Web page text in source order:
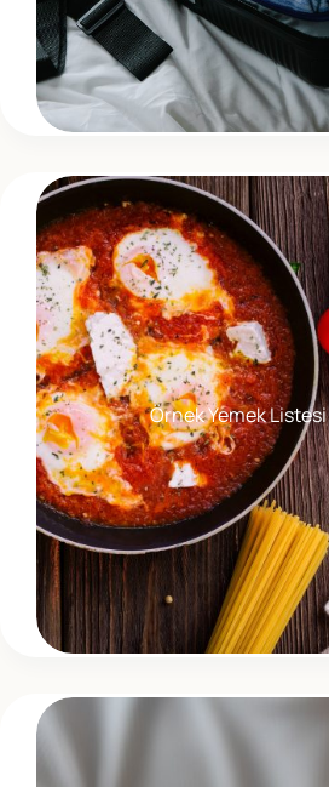
Örnek Yemek Listesi